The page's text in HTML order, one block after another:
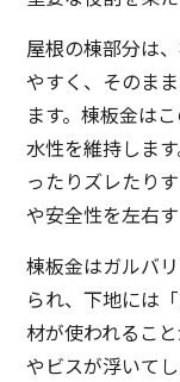
屋根の棟部分は
やすく、そのま
ます。棟板金は
水性を維持しま
ったりズレたり
や安全性を左右
棟板金はガルバ
られ、下地には
材が使われるこ
やビスが浮いて